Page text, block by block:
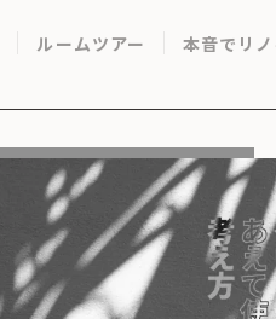
ルームツアー 本音でリ